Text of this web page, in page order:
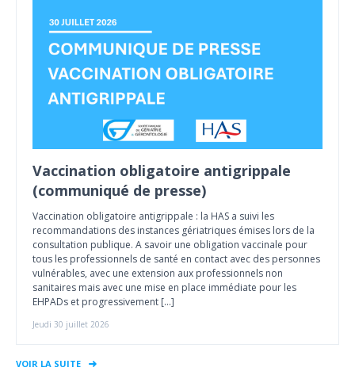
Vaccination obligatoire antigrippale
(communiqué de presse)
Vaccination obligatoire antigrippale : la HAS a suivi les
recommandations des instances gériatriques émises lors de la
consultation publique. A savoir une obligation vaccinale pour
tous les professionnels de santé en contact avec des personnes
vulnérables, avec une extension aux professionnels non
sanitaires mais avec une mise en place immédiate pour les
EHPADs et progressivement […]
Jeudi 30 juillet 2026
VOIR LA SUITE